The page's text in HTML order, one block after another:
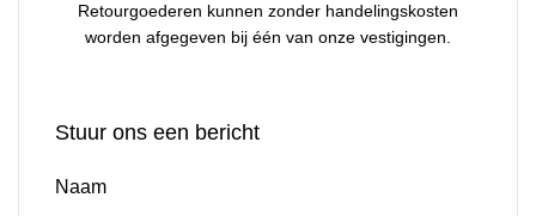
Retourgoederen kunnen zonder handelingskosten
worden afgegeven bij één van onze vestigingen.
Stuur ons een bericht
Naam